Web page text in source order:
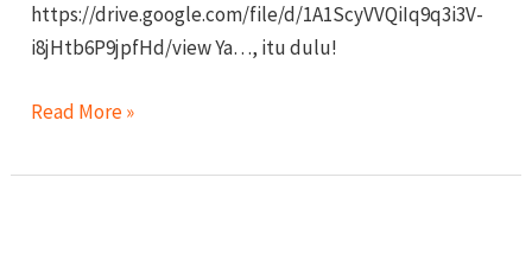
https://drive.google.com/file/d/1A1ScyVVQiIq9q3i3V-
i8jHtb6P9jpfHd/view Ya…, itu dulu!
Read More »